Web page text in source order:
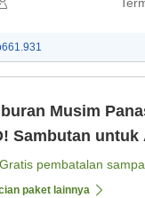
Musim
Sambutan untuk
Gratis pembatalan
paket lainnya